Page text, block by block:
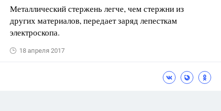
Металлический стержень легче, чем стержни из
других ма­териалов, передает заряд лепесткам
электроскопа.
18 апреля 2017